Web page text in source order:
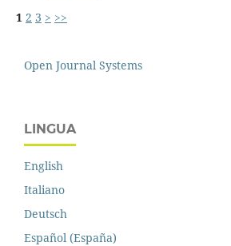
1 2 3 > >>
Open Journal Systems
LINGUA
English
Italiano
Deutsch
Español (España)